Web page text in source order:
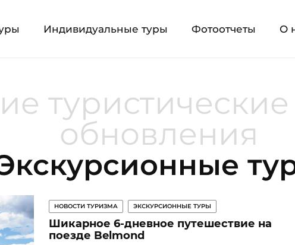
Индивидуальные туры Фотоотчеты О
обновления
НОВОСТИ ТУРИЗМА ЭКСКУРСИОННЫЕ ТУРЫ
Шикарное 6-дневное путешествие на
поезде Belmond